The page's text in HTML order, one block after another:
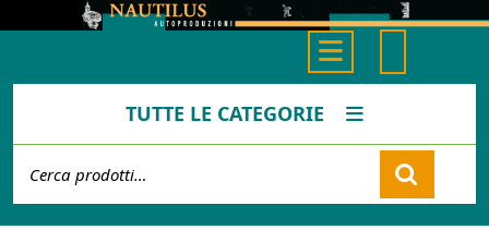
Button
TUTTE LE CATEGORIE
Cart